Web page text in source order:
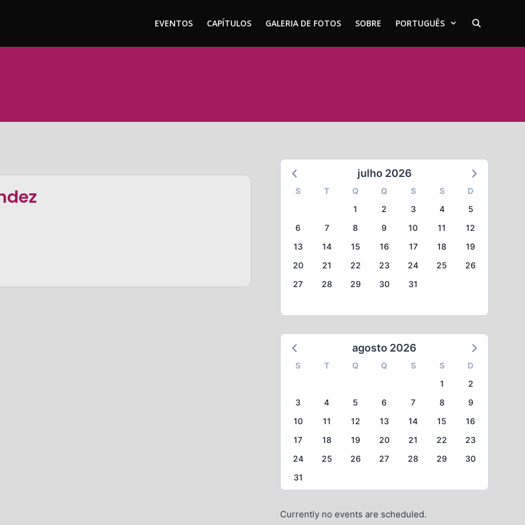
EVENTOS CAPÍTULOS GALERIA DE FOTOS SOBRE PORTUGUÊS
julho 2026
S T Q Q S S
D
1
2 3 4
5
6
7 8 9 10 11
12
13
14 15 16 17 18
19
20
21 22 23 24 25
26
27
28 29 30 31
agosto 2026
S T Q Q S S
D
1
2
3
4 5 6 7 8
9
10
11 12 13 14 15
16
17
18 19 20 21 22
23
24
25 26 27 28 29
30
31
Currently no events are scheduled.